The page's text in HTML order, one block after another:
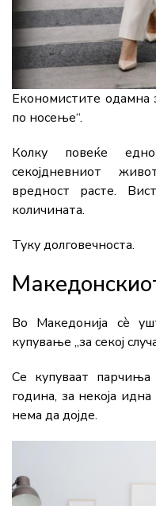
Економистите одамна
по носење“.
Колку повеќе
секојдневниот
вредност расте.
количината.
Туку долговечноста.
Во Македонија сè
купување „за секој
Се купуваат
година, за некоја
нема да дојде.